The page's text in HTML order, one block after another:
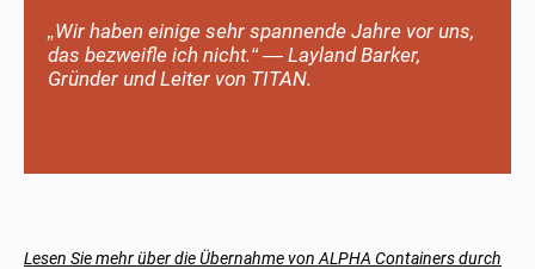
„Wir haben einige sehr spannende Jahre vor uns,
das bezweifle ich nicht.“ — Layland Barker,
Gründer und Leiter von TITAN.
Lesen Sie mehr über die Übernahme von ALPHA Containers durch